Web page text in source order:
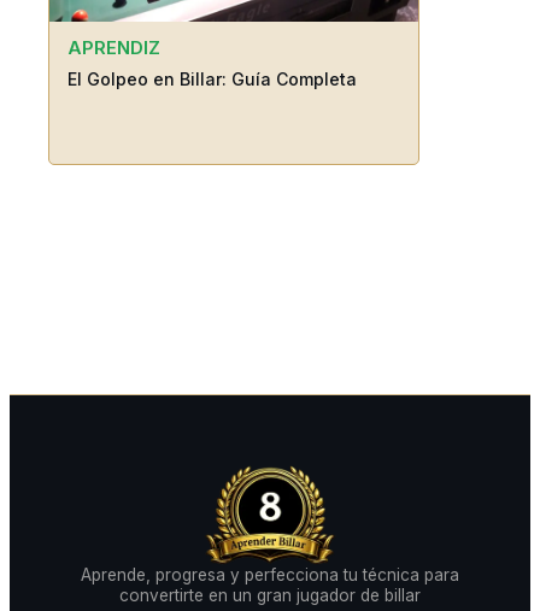
APRENDIZ
El Golpeo en Billar: Guía Completa
Aprende, progresa y perfecciona tu técnica para
convertirte en un gran jugador de billar